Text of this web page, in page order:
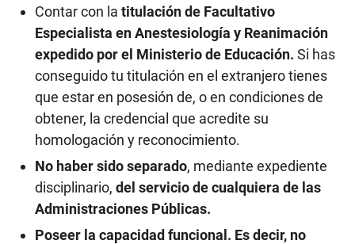
Contar con la titulación de Facultativo
Especialista en Anestesiología y Reanimación
expedido por el Ministerio de Educación. Si has
conseguido tu titulación en el extranjero tienes
que estar en posesión de, o en condiciones de
obtener, la credencial que acredite su
homologación y reconocimiento.
No haber sido separado, mediante expediente
disciplinario, del servicio de cualquiera de las
Administraciones Públicas.
Poseer la capacidad funcional. Es decir, no